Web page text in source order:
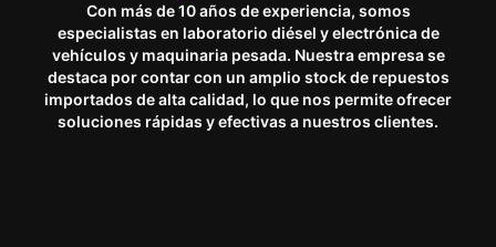
Con más de 10 años de experiencia, somos
especialistas en laboratorio diésel y electrónica de
vehículos y maquinaria pesada. Nuestra empresa se
destaca por contar con un amplio stock de repuestos
importados de alta calidad, lo que nos permite ofrecer
soluciones rápidas y efectivas a nuestros clientes.